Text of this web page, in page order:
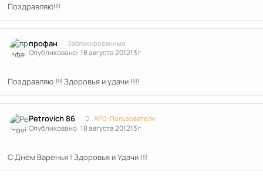
Поздравляю!!!
профан Заблокированные
Опубликовано:18 августа 201213 г
Поздравляю !!! Здоровья и удачи !!!!
Petrovich 86 APC-Пользователи
Опубликовано:18 августа 201213 г
С Днём Варенья ! Здоровья и Удачи !!!